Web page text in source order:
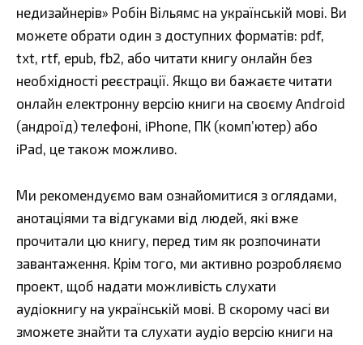
недизайнерів» Робін Вільямс на українській мові. Ви
можете обрати один з доступних форматів: pdf,
txt, rtf, epub, fb2, або читати книгу онлайн без
необхідності реєстрації. Якщо ви бажаєте читати
онлайн електронну версію книги на своєму Android
(андроїд) телефоні, iPhone, ПК (комп’ютер) або
iPad, це також можливо.
Ми рекомендуємо вам ознайомитися з оглядами,
анотаціями та відгуками від людей, які вже
прочитали цю книгу, перед тим як розпочинати
завантаження. Крім того, ми активно розробляємо
проект, щоб надати можливість слухати
аудіокнигу на українській мові. В скорому часі ви
зможете знайти та слухати аудіо версію книги на